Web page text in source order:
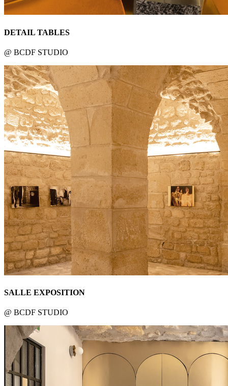
DETAIL TABLES
@ BCDF STUDIO
SALLE EXPOSITION
@ BCDF STUDIO